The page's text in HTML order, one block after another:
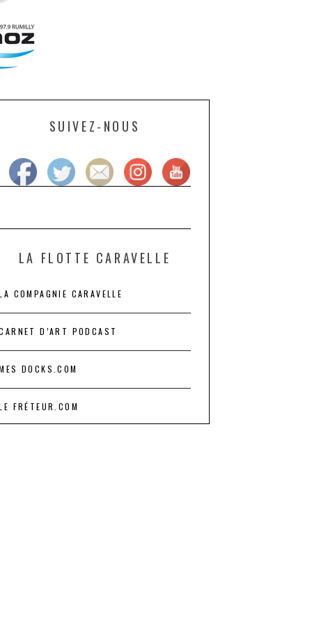
SUIVEZ-NOUS
LA FLOTTE CARAVELLE
COMPAGNIE CARAVELLE
D’ART PODCAST
DOCKS.COM
FRÉTEUR.COM